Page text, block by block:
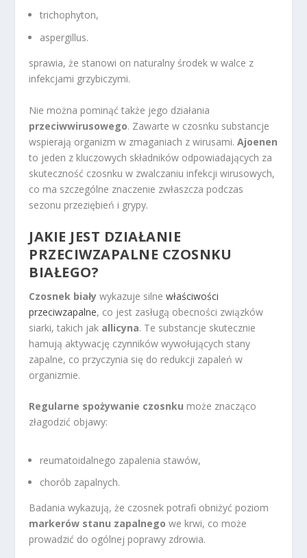
trichophyton,
aspergillus.
sprawia, że stanowi on naturalny środek w walce z
infekcjami grzybiczymi.
Nie można pominąć także jego działania
przeciwwirusowego. Zawarte w czosnku substancje
wspierają organizm w zmaganiach z wirusami.Ajoenen
to jeden z kluczowych składników odpowiadających za
skuteczność czosnku w zwalczaniu infekcji wirusowych,
co ma szczególne znaczenie zwłaszcza podczas
sezonu przeziębień i grypy.
JAKIE JEST DZIAŁANIE
PRZECIWZAPALNE CZOSNKU
BIAŁEGO?
Czosnek biały wykazuje silnewłaściwości
przeciwzapalne, co jest zasługą obecności związków
siarki, takich jak allicyna. Te substancje skutecznie
hamują aktywację czynników wywołujących stany
zapalne, co przyczynia się do redukcji zapaleń w
organizmie.
Regularne spożywanie czosnku może znacząco
złagodzić objawy:
reumatoidalnego zapalenia stawów,
chorób zapalnych.
Badania wykazują, że czosnek potrafi obniżyć poziom
markerów stanu zapalnego we krwi, co może
prowadzić do ogólnej poprawy zdrowia.